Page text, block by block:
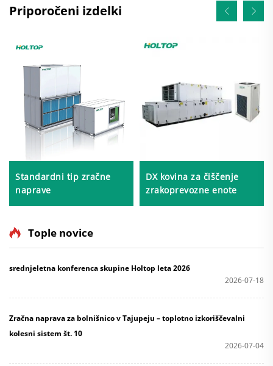
Priporočeni izdelki
Standardni tip zračne
naprave
DX kovina za čiščenje
zrakoprevozne enote
Tople novice
srednjeletna konferenca skupine Holtop leta 2026
2026-07-18
Zračna naprava za bolnišnico v Tajupeju – toplotno izkoriščevalni
kolesni sistem št. 10
2026-07-04